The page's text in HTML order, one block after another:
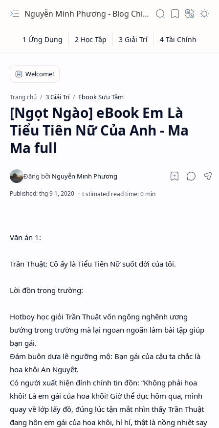
Nguyễn Minh Phương - Blog Chia sẻ Kiến thức Chứng khoán & Tài liệu Toán học
Trang chủ 3 Giải Trí Ebook Sưu Tầm
[Ngọt Ngào] eBook Em Là
Tiểu Tiên Nữ Của Anh - Ma
Ma full
Văn án 1:
Trần Thuật: Cô ấy là Tiểu Tiên Nữ suốt đời của tôi.
Lời đồn trong trường:
Hotboy học giỏi Trần Thuật vốn ngông nghênh ương
bướng trong trường mà lại ngoan ngoãn làm bài tập giúp
bạn gái.
Đám buôn dưa lê ngưỡng mộ: Bạn gái của cậu ta chắc là
hoa khôi An Nguyệt.
Có người xuất hiện đính chính tin đồn: “Không phải hoa
khôi! Là em gái của hoa khôi! Giờ thể dục hôm qua, mình
quay về lớp lấy đồ, đúng lúc tận mắt nhìn thấy Trần Thuật
đang hôn em gái của hoa khôi, hí hí, thật là nồng nhiệt say